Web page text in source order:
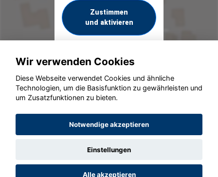
Zustimmen
und aktivieren
© konjunkturmotor.de GmbH 2020 - 2026
Wir verwenden Cookies
Diese Webseite verwendet Cookies und ähnliche
Technologien, um die Basisfunktion zu gewährleisten und
um Zusatzfunktionen zu bieten.
Notwendige akzeptieren
Einstellungen
Alle akzeptieren